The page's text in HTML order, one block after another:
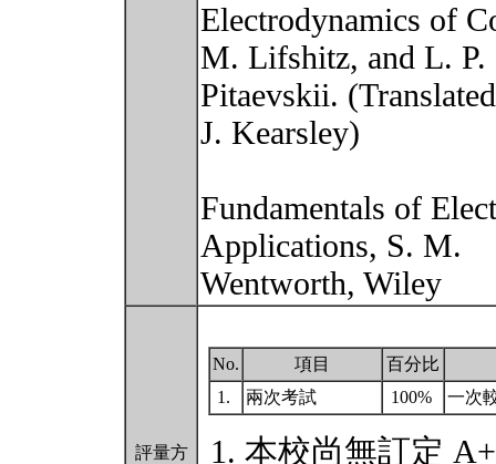
Electrodynamics of
M. Lifshitz, and L. P.
Pitaevskii.
J. Kearsley)
Fundamentals of
Applications, S. M.
Wentworth, Wiley
評量方
No. 項目
百分比
1.
兩次考試 100% 一次
本校尚無訂定